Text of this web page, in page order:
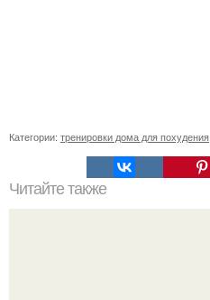
Категории: тренировки дома для похудения
Читайте также